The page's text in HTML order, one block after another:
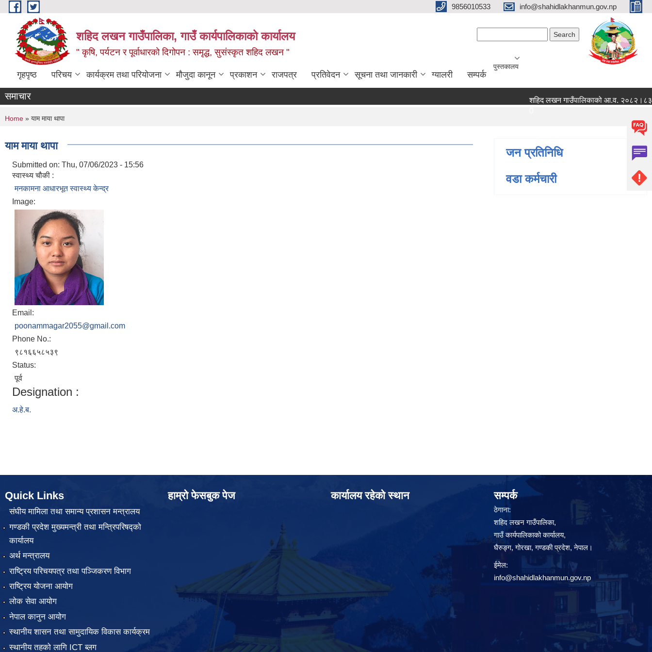
Skip to main content 9856010533 info@shahidlakhanmun.gov.np
शहिद लखन गाउँपालिका, गाउँ कार्यपालिकाको कार्यालय
" कृषि, पर्यटन र पूर्वाधारको दिगोपन : समृद्ध, सुसंस्कृत शहिद लखन "
गृहपृष्ठ परिचय कार्यक्रम तथा परियोजना मौजुदा कानून प्रकाशन राजपत्र प्रतिवेदन सूचना तथा जानकारी ग्यालरी सम्पर्क
पुस्तकालय
समाचार
शहिद लखन गाउँपालिकाको आ.व. २०८२।८३ को
You are here
Home » याम माया थापा
याम माया थापा
Submitted on: Thu, 07/06/2023 - 15:56
स्वास्थ्य चौकी :
मनकामना आधारभूत स्वास्थ्य केन्द्र
Image:
Email:
poonammagar2055@gmail.com
Phone No.:
९८१६६५८५३९
Status:
पूर्व
Designation :
अ.हे.ब.
जन प्रतिनिधि
वडा कर्मचारी
Quick Links
संघीय मामिला तथा समान्य प्रशासन मन्त्रालय
गण्डकी प्रदेश मुख्यमन्त्री तथा मन्त्रिपरिषद्को
कार्यालय
अर्थ मन्त्रालय
राष्ट्रिय परिचयपत्र तथा पञ्जिकरण विभाग
राष्ट्रिय योजना आयोग
लोक सेवा आयोग
नेपाल कानुन आयोग
स्थानीय शासन तथा सामुदायिक विकास कार्यक्रम
स्थानीय तहको लागि ICT ब्लग
हाम्रो फेसबुक पेज कार्यालय रहेको स्थान सम्पर्क
ठेगाना:
शहिद लखन गाउँपालिका,
गाउँ कार्यपालिकाको कार्यालय,
घैरुङ्ग, गोरखा, गण्डकी प्रदेश, नेपाल।
ईमेल:
info@shahidlakhanmun.gov.np